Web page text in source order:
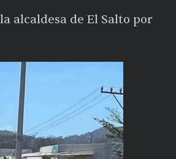
alcaldesa de El Salto por